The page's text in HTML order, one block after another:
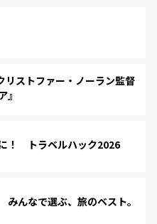
ストファー・ノーラン監督
』
！ トラベルハック2026
んなで選ぶ、旅のベスト。